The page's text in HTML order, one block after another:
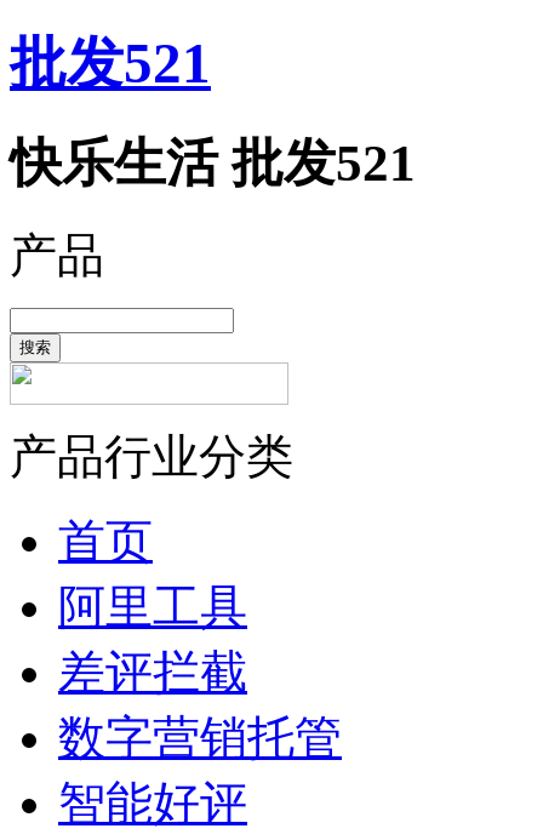
批发521
快乐生活 批发521
产品
搜索
产品行业分类
首页
阿里工具
差评拦截
数字营销托管
智能好评